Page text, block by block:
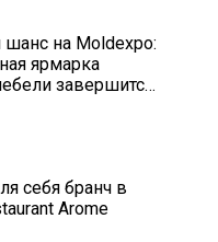
на Moldexpo:
ярмарка
завершится
себя бранч в
Arome